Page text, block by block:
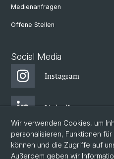
Medienanfragen
Offene Stellen
Social Media
Instagram
LinkedIn
Facebook
Wir verwenden Cookies, um
personalisieren, Funktionen
können und die Zugriffe auf
Außerdem geben wir